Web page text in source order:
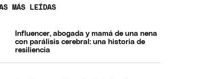
MÁS LEÍDAS
Influencer, abogada y mamá de una nena
con parálisis cerebral: una historia de
resiliencia